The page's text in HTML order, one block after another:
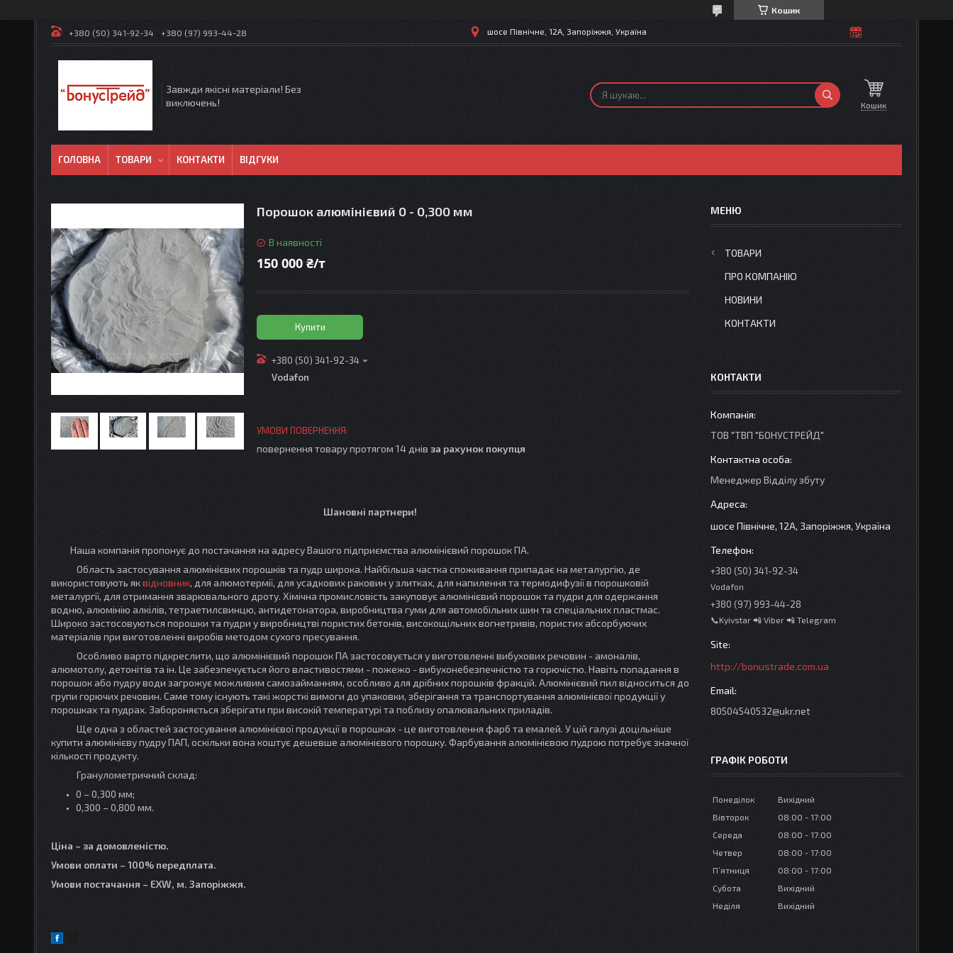
Кошик
+380 (50) 341-92-34 +380 (97) 993-44-28 шосе Північне, 12А, Запоріжжя, Україна
Завжди якісні матеріали! Без
виключень!
Кошик
ГОЛОВНА ТОВАРИ КОНТАКТИ ВІДГУКИ
Порошок алюмінієвий 0 - 0,300 мм
В наявності
150 000 ₴/т
Купити
+380 (50) 341-92-34
Vodafon
повернення товару протягом 14 днів за рахунок покупця
Шановні партнери!
Наша компанія пропонує до постачання на адресу Вашого підприємства алюмінієвий порошок ПА.
Область застосування алюмінієвих порошків та пудр широка. Найбільша частка споживання припадає на металургію, де
використовують яквідновник, для алюмотермії, для усадкових раковин у злитках, для напилення та термодифузії в порошковій
металургії, для отримання зварювального дроту. Хімічна промисловість закуповує алюмінієвий порошок та пудри для одержання
водню, алюмінію алкілів, тетраетилсвинцю, антидетонатора, виробництва гуми для автомобільних шин та спеціальних пластмас.
Широко застосовуються порошки та пудри у виробництві пористих бетонів, високощільних вогнетривів, пористих абсорбуючих
матеріалів при виготовленні виробів методом сухого пресування.
Особливо варто підкреслити, що алюмінієвий порошок ПА застосовується у виготовленні вибухових речовин - амоналів,
алюмотолу, детонітів та ін. Це забезпечується його властивостями - пожежо - вибухонебезпечністю та горючістю. Навіть попадання в
порошок або пудру води загрожує можливим самозайманням, особливо для дрібних порошків фракцій. Алюмінієвий пил відноситься до
групи горючих речовин. Саме тому існують такі жорсткі вимоги до упаковки, зберігання та транспортування алюмінієвої продукції у
порошках та пудрах. Забороняється зберігати при високій температурі та поблизу опалювальних приладів.
Ще одна з областей застосування алюмінієвої продукції в порошках - це виготовлення фарб та емалей. У цій галузі доцільніше
купити алюмінієву пудру ПАП, оскільки вона коштує дешевше алюмінієвого порошку. Фарбування алюмінієвою пудрою потребує значної
кількості продукту.
Гранулометричний склад:
0 – 0,300 мм;
0,300 – 0,800 мм.
Ціна – за домовленістю.
Умови оплати – 100% передплата.
Умови постачання – EXW, м. Запоріжжя.
ТОВАРИ
ПРО КОМПАНІЮ
НОВИНИ
КОНТАКТИ
КОНТАКТИ
ТОВ "ТВП "БОНУСТРЕЙД"
Менеджер Відділу збуту
шосе Північне, 12А, Запоріжжя, Україна
+380 (50) 341-92-34
Vodafon
+380 (97) 993-44-28
📞Kyivstar 📲 Viber 📲 Telegram
http://bonustrade.com.ua
80504540532@ukr.net
ГРАФІК РОБОТИ
Понеділок
Вихідний
Вівторок
08:00
17:00
Середа
08:00
17:00
Четвер
08:00
17:00
Пʼятниця
08:00
17:00
Субота
Вихідний
Неділя
Вихідний